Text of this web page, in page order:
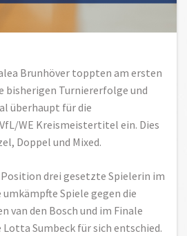
Brunhöver toppten am ersten
bisherigen Turniererfolge und
überhaupt für die
WE Kreismeistertitel ein. Dies
Doppel und Mixed.
drei gesetzte Spielerin im
umkämpfte Spiele gegen die
van den Bosch und im Finale
Sumbeck für sich entschied.